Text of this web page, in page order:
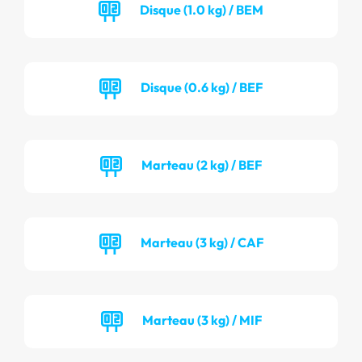
Disque (1.0 kg) / BEM
Disque (0.6 kg) / BEF
Marteau (2 kg) / BEF
Marteau (3 kg) / CAF
Marteau (3 kg) / MIF